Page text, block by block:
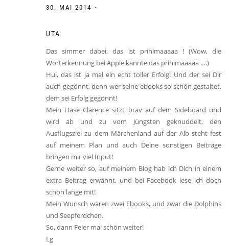
30. MAI 2014 -
UTA
Das simmer dabei, das ist prihimaaaaa ! (Wow, die
Worterkennung bei Apple kannte das prihimaaaaa ….)
Hui, das ist ja mal ein echt toller Erfolg! Und der sei Dir
auch gegönnt, denn wer seine ebooks so schön gestaltet,
dem sei Erfolg gegönnt!
Mein Hase Clarence sitzt brav auf dem Sideboard und
wird ab und zu vom Jüngsten geknuddelt, den
Ausflugsziel zu dem Märchenland auf der Alb steht fest
auf meinem Plan und auch Deine sonstigen Beiträge
bringen mir viel Input!
Gerne weiter so, auf meinem Blog hab ich Dich in einem
extra Beitrag erwähnt, und bei Facebook lese ich doch
schon lange mit!
Mein Wunsch wären zwei Ebooks, und zwar die Dolphins
und Seepferdchen.
So, dann Feier mal schön weiter!
Lg